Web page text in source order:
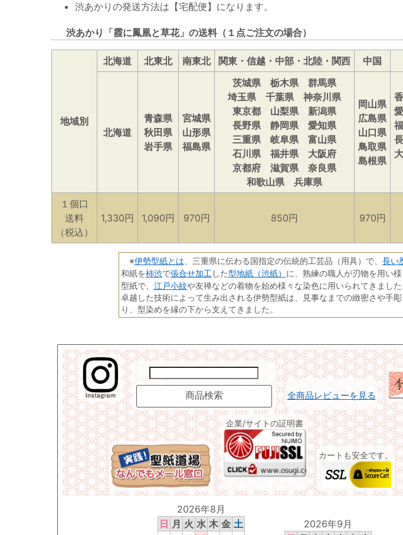
渋あかりの発送方法は【宅配便】になります。
渋あかり「霞に鳳凰と草花」の送料（１点ご注文の場合）
地域別
北海道 北東北 南東北 関東・信越・中部・北陸・関西 中国
北海道
青森県
秋田県
岩手県
宮城県
山形県
福島県
茨城県 栃木県 群馬県
埼玉県 千葉県 神奈川県
東京都 山梨県 新潟県
長野県 静岡県 愛知県
三重県 岐阜県 富山県
石川県 福井県 大阪府
京都府 滋賀県 奈良県
和歌山県 兵庫県
岡山県
広島県
山口県
鳥取県
島根県
１個口
送料
（税込）
1,330円 1,090円 970円 850円 970円
※伊勢型紙とは、三重県に伝わる国指定の伝統的工芸品（用具）で、 長い
和紙を柿渋で張合せ加工した型地紙（渋紙） に、熟練の職人が刃物を用い
型紙で、 江戸小紋や友禅などの着物を始め様々な染色に用いられてきました
卓越した技術によって生み出される伊勢型紙は、見事なまでの緻密さや手
り、型染めを縁の下から支えてきました。
全商品レビューを見る
企業/サイトの証明書
カートも安全です。
2026年8月
日 月 火 水 木 金 土
2026年9月